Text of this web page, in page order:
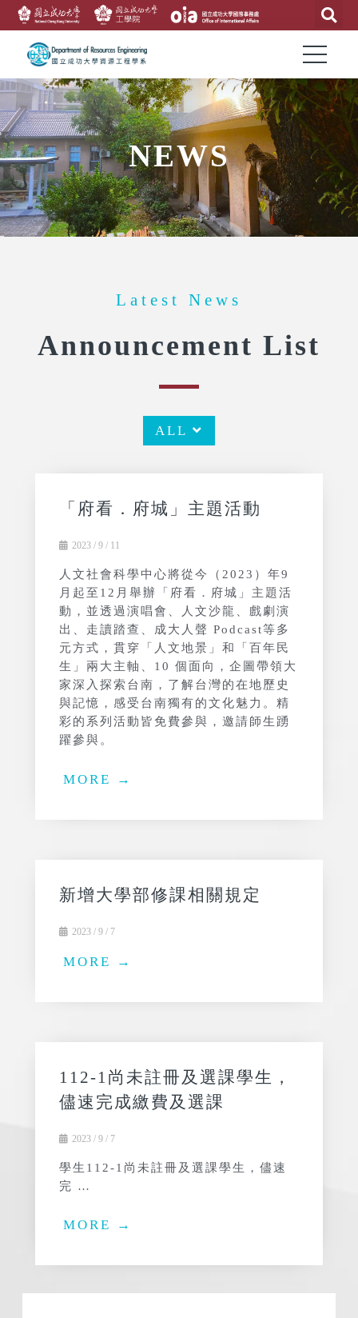
NEWS
Latest News
Announcement List
ALL
「府看．府城」主題活動
2023 / 9 / 11
人文社會科學中心將從今（2023）年9
月起至12月舉辦「府看．府城」主題活
動，並透過演唱會、人文沙龍、戲劇演
出、走讀踏查、成大人聲 Podcast等多
元方式，貫穿「人文地景」和「百年民
生」兩大主軸、10 個面向，企圖帶領大
家深入探索台南，了解台灣的在地歷史
與記憶，感受台南獨有的文化魅力。精
彩的系列活動皆免費參與，邀請師生踴
躍參與。
MORE →
新增大學部修課相關規定
2023 / 9 / 7
MORE →
112-1尚未註冊及選課學生，
儘速完成繳費及選課
2023 / 9 / 7
學生112-1尚未註冊及選課學生，儘速
完 …
MORE →